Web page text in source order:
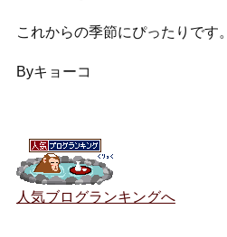
これからの季節にぴったりです。
Byキョーコ
人気ブログランキングへ